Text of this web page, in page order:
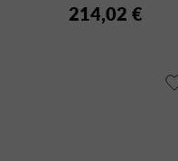
214,02 €